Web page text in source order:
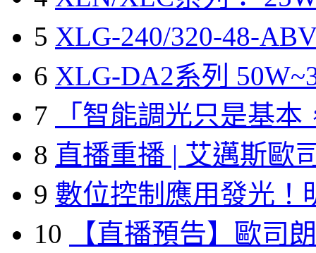
5 XLG-240/320-48-
6 XLG-DA2系列
7
「智能調光只是基本
8 直播重播 | 艾邁斯歐
9 數位控制應用發光！
10
【直播預告】歐司